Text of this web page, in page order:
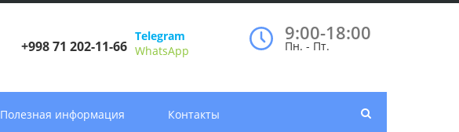
+998 71 202-11-66
Telegram
WhatsApp
9:00-18:00
Пн. - Пт.
Полезная информация Контакты